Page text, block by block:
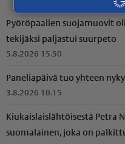
Pyöröpaalien suojamuovit
tekijäksi paljastui suurpeto
5.8.2026 15.50
Paneliapäivä tuo yhteen
3.8.2026 10.15
Kiukais­lais­läh­töi­sestä Petra
suomalainen, joka on